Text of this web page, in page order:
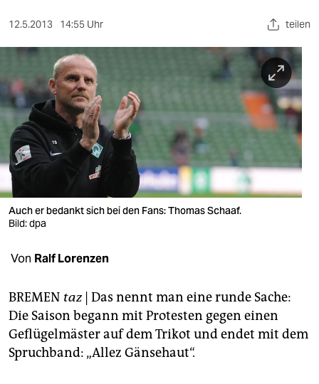
kultur
sport
berlin
nord
wahrheit
verlag
verlag
shop
fragen & hilfe
unterstützen
abo
12.5.2013 14:55 Uhr teilen
Auch er bedankt sich bei den Fans: Thomas Schaaf.
Bild: dpa
Von Ralf Lorenzen
BREMEN taz| Das nennt man eine runde Sache:
Die Saison begann mit Protesten gegen einen
Geflügelmäster auf dem Trikot und endet mit dem
Spruchband: „Allez Gänsehaut“.